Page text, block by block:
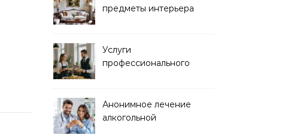
предметы интерьера
Услуги
профессионального
формата
Анонимное лечение
алкогольной